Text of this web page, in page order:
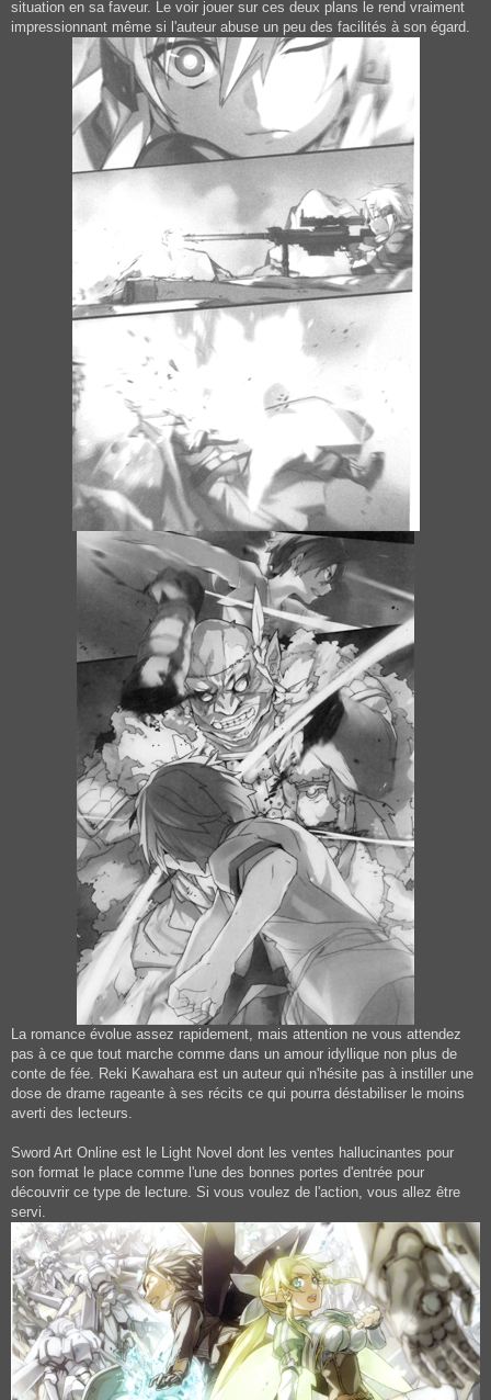
situation en sa faveur. Le voir jouer sur ces deux plans le rend vraiment
impressionnant même si l'auteur abuse un peu des facilités à son égard.
La romance évolue assez rapidement, mais attention ne vous attendez
pas à ce que tout marche comme dans un amour idyllique non plus de
conte de fée. Reki Kawahara est un auteur qui n'hésite pas à instiller une
dose de drame rageante à ses récits ce qui pourra déstabiliser le moins
averti des lecteurs.
Sword Art Online est le Light Novel dont les ventes hallucinantes pour
son format le place comme l'une des bonnes portes d'entrée pour
découvrir ce type de lecture. Si vous voulez de l'action, vous allez être
servi.